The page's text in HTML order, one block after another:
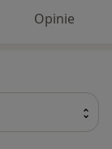
Opinie